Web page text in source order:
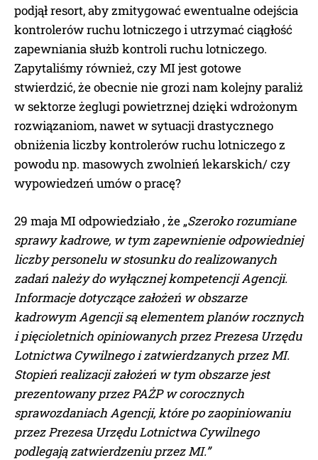
podjął resort, aby zmitygować ewentualne odejścia
kontrolerów ruchu lotniczego i utrzymać ciągłość
zapewniania służb kontroli ruchu lotniczego.
Zapytaliśmy również, czy MI jest gotowe
stwierdzić, że obecnie nie grozi nam kolejny paraliż
w sektorze żeglugi powietrznej dzięki wdrożonym
rozwiązaniom, nawet w sytuacji drastycznego
obniżenia liczby kontrolerów ruchu lotniczego z
powodu np. masowych zwolnień lekarskich/ czy
wypowiedzeń umów o pracę?
29 maja MI odpowiedziało , że „Szeroko rozumiane
sprawy kadrowe, w tym zapewnienie odpowiedniej
liczby personelu w stosunku do realizowanych
zadań należy do wyłącznej kompetencji Agencji.
Informacje dotyczące założeń w obszarze
kadrowym Agencji są elementem planów rocznych
i pięcioletnich opiniowanych przez Prezesa Urzędu
Lotnictwa Cywilnego i zatwierdzanych przez MI.
Stopień realizacji założeń w tym obszarze jest
prezentowany przez PAŻP w corocznych
sprawozdaniach Agencji, które po zaopiniowaniu
przez Prezesa Urzędu Lotnictwa Cywilnego
podlegają zatwierdzeniu przez MI.”